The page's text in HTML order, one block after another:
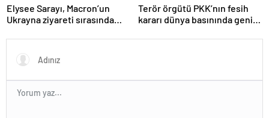
Elysee Sarayı, Macron’un
Ukrayna ziyareti sırasında
iddiasını yalanladı
Terör örgütü PKK’nın fesih
kararı dünya basınında geniş